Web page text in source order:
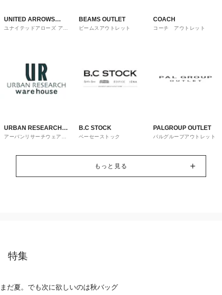
UNITED ARROWS
OUTLET
ユナイテッドアローズ アウ
BEAMS OUTLET
ビームスアウトレット
COACH
コーチ アウトレット
URBAN RESEARCH
ware house
アーバンリサーチウェアハ
B.C STOCK
ベーセーストック
PALGROUP OUTLET
パルグループアウトレット
もっと見る
特集
まだ夏。でも次に欲しいのは秋バッグ